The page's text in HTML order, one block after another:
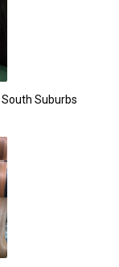
Suburbs